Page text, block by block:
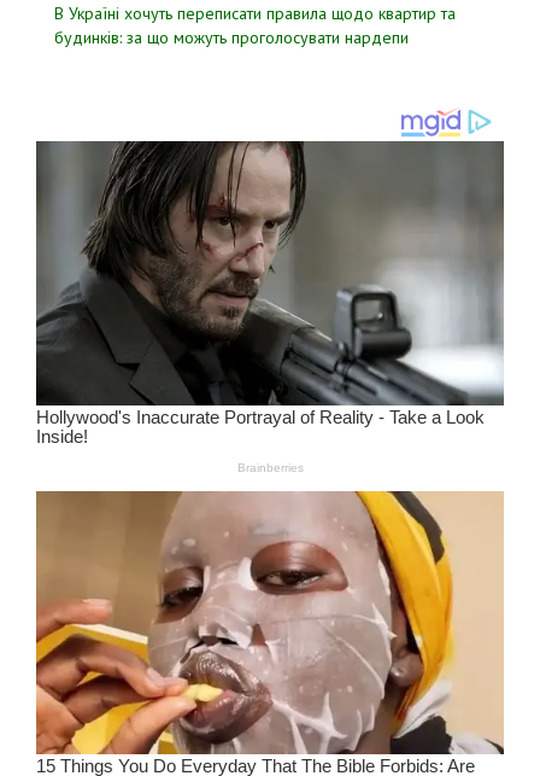
В Україні хочуть переписати правила щодо квартир та
будинків: за що можуть проголосувати нардепи